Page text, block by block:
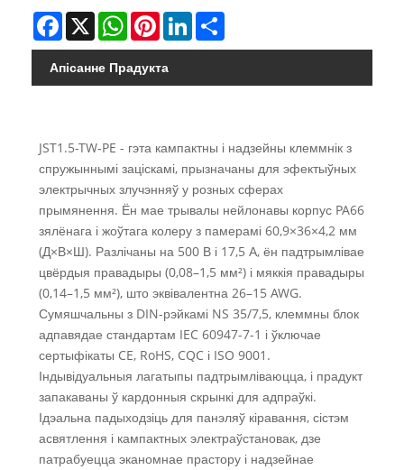
Facebook
X WhatsAppPinterestLinkedIn
Апісанне Прадукта
JST1.5-TW-PE - гэта кампактны і надзейны клеммнік з
спружыннымі заціскамі, прызначаны для эфектыўных
электрычных злучэнняў у розных сферах
прымянення. Ён мае трывалы нейлонавы корпус PA66
зялёнага і жоўтага колеру з памерамі 60,9×36×4,2 мм
(Д×В×Ш). Разлічаны на 500 В і 17,5 А, ён падтрымлівае
цвёрдыя правадыры (0,08–1,5 мм²) і мяккія правадыры
(0,14–1,5 мм²), што эквівалентна 26–15 AWG.
Сумяшчальны з DIN-рэйкамі NS 35/7,5, клеммны блок
адпавядае стандартам IEC 60947-7-1 і ўключае
сертыфікаты CE, RoHS, CQC і ISO 9001.
Індывідуальныя лагатыпы падтрымліваюцца, і прадукт
запакаваны ў кардонныя скрынкі для адпраўкі.
Ідэальна падыходзіць для панэляў кіравання, сістэм
асвятлення і кампактных электраўстановак, дзе
патрабуецца эканомнае прастору і надзейнае